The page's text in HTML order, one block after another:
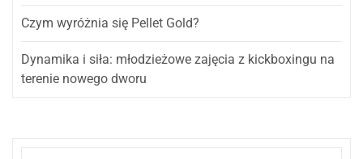
Czym wyróżnia się Pellet Gold?
Dynamika i siła: młodzieżowe zajęcia z kickboxingu na
terenie nowego dworu